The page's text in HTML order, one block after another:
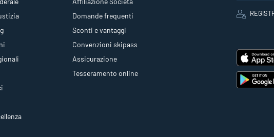
Domande frequenti
Sconti e vantaggi
Convenzioni skipass
Assicurazione
Tesseramento online